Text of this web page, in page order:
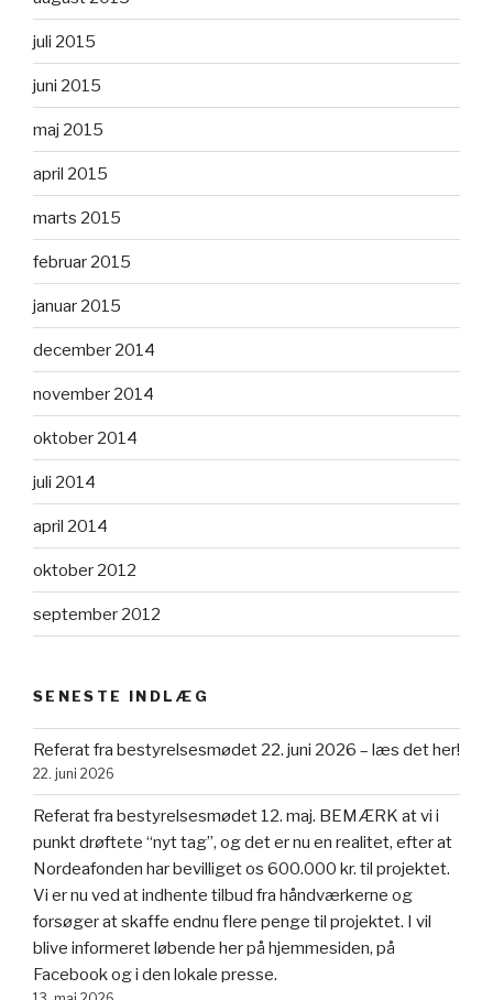
juli 2015
juni 2015
maj 2015
april 2015
marts 2015
februar 2015
januar 2015
december 2014
november 2014
oktober 2014
juli 2014
april 2014
oktober 2012
september 2012
SENESTE INDLÆG
Referat fra bestyrelsesmødet 22. juni 2026 – læs det her!
22. juni 2026
Referat fra bestyrelsesmødet 12. maj. BEMÆRK at vi i
punkt drøftete “nyt tag”, og det er nu en realitet, efter at
Nordeafonden har bevilliget os 600.000 kr. til projektet.
Vi er nu ved at indhente tilbud fra håndværkerne og
forsøger at skaffe endnu flere penge til projektet. I vil
blive informeret løbende her på hjemmesiden, på
Facebook og i den lokale presse.